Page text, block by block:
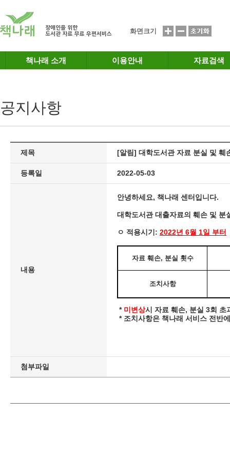
화면크기
책나래 소개 이용안내 자료검색
공지사항
제목 [알림] 대학도서관 자료 분실 및 훼
등록일 2022-05-03
내용
안녕하세요, 책나래 센터입니다.
대학도서관 대출자료의 훼손 및 분
ㅇ 적용시기: 2022년 6월 1일 부터
자료 훼손, 분실 횟수
조치사항
* 미변상시 자료 훼손, 분실 3회 초
* 조치사항은 책나래 서비스 전반
첨부파일